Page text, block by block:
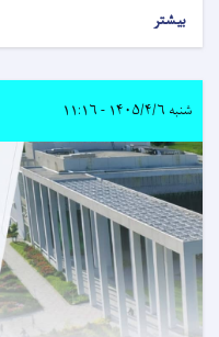
بیشتر
شنبه ۱۴۰۵/۴/۶ - ۱۱:۱۶